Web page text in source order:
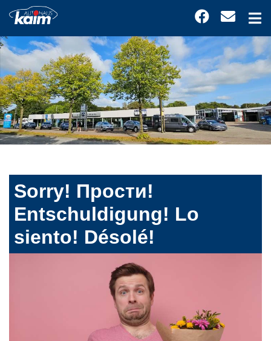
Sorry! Прости!
Entschuldigung! Lo
siento! Désolé!